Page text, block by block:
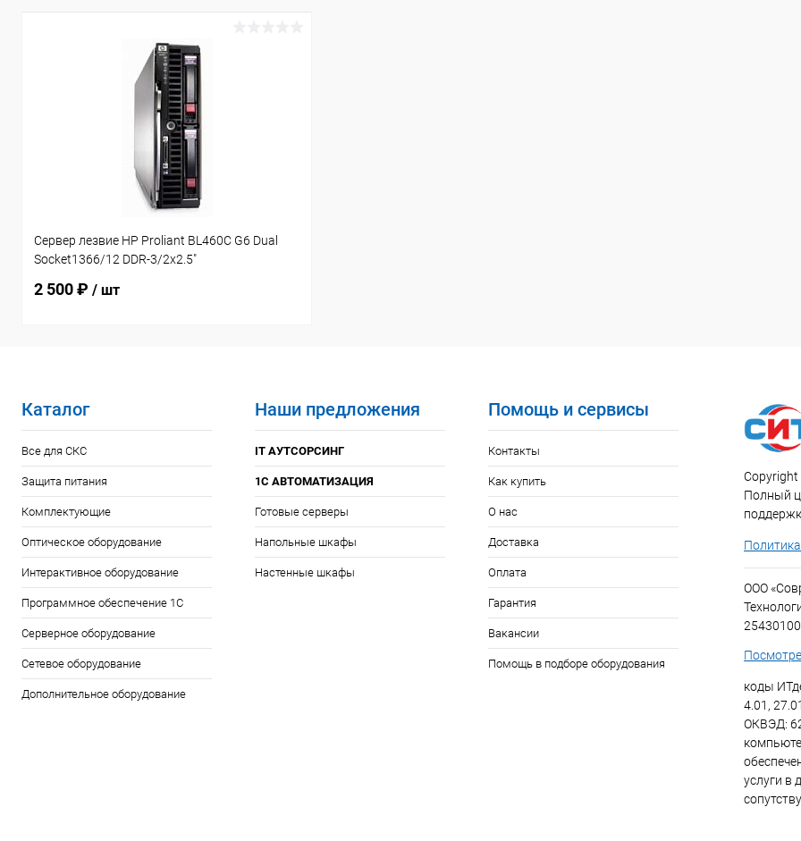
Сервер лезвие HP Proliant BL460C G6 Dual
Socket1366/12 DDR-3/2x2.5"
2 500 ₽ / шт
Каталог
Все для СКС
Защита питания
Комплектующие
Оптическое оборудование
Интерактивное оборудование
Программное обеспечение 1С
Серверное оборудование
Сетевое оборудование
Дополнительное оборудование
Наши предложения
IT АУТСОРСИНГ
1С АВТОМАТИЗАЦИЯ
Готовые серверы
Напольные шкафы
Настенные шкафы
Помощь и сервисы
Контакты
Как купить
О нас
Доставка
Оплата
Гарантия
Вакансии
Помощь в подборе оборудования
Copyright
Полный
ООО
коды
4.01,
ОКВЭД:
услуги в